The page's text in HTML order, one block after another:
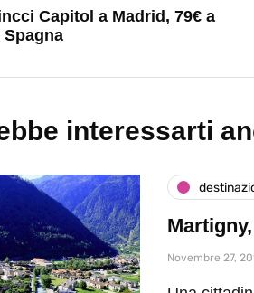
Capitol a Madrid, 79€ a
interessarti
Novembre 27,